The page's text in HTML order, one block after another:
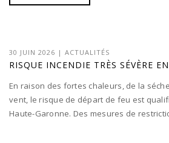
30 JUIN 2026 | ACTUALITÉS
RISQUE INCENDIE TRÈS SÉVÈRE
En raison des fortes chaleurs, de la
vent, le risque de départ de feu est
Haute-Garonne. Des mesures de